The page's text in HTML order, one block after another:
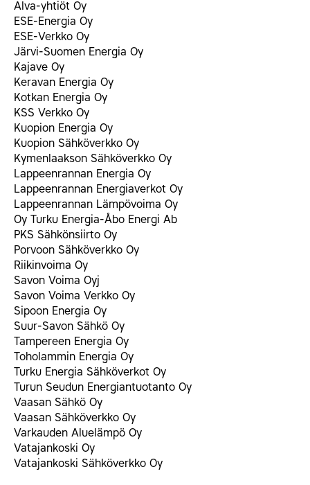
Alva-yhtiöt Oy
ESE-Energia Oy
ESE-Verkko Oy
Järvi-Suomen Energia Oy
Kajave Oy
Keravan Energia Oy
Kotkan Energia Oy
KSS Verkko Oy
Kuopion Energia Oy
Kuopion Sähköverkko Oy
Kymenlaakson Sähköverkko Oy
Lappeenrannan Energia Oy
Lappeenrannan Energiaverkot Oy
Lappeenrannan Lämpövoima Oy
Oy Turku Energia-Åbo Energi Ab
PKS Sähkönsiirto Oy
Porvoon Sähköverkko Oy
Riikinvoima Oy
Savon Voima Oyj
Savon Voima Verkko Oy
Sipoon Energia Oy
Suur-Savon Sähkö Oy
Tampereen Energia Oy
Toholammin Energia Oy
Turku Energia Sähköverkot Oy
Turun Seudun Energiantuotanto Oy
Vaasan Sähkö Oy
Vaasan Sähköverkko Oy
Varkauden Aluelämpö Oy
Vatajankoski Oy
Vatajankoski Sähköverkko Oy